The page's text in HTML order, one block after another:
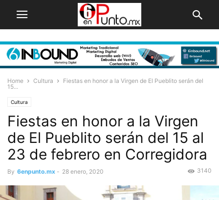
Home Cultura
Fiestas en honor a la Virgen de El Pueblito serán del
15...
Cultura
Fiestas en honor a la Virgen
de El Pueblito serán del 15 al
23 de febrero en Corregidora
By 6enpunto.mx - 28 enero, 2020 3140